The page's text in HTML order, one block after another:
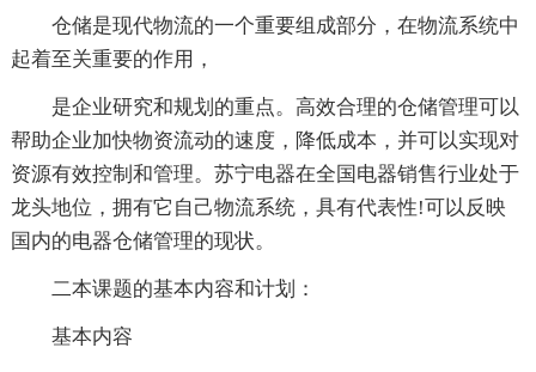
仓储是现代物流的一个重要组成部分，在物流系统中
起着至关重要的作用，
是企业研究和规划的重点。高效合理的仓储管理可以
帮助企业加快物资流动的速度，降低成本，并可以实现对
资源有效控制和管理。苏宁电器在全国电器销售行业处于
龙头地位，拥有它自己物流系统，具有代表性!可以反映
国内的电器仓储管理的现状。
二本课题的基本内容和计划：
基本内容